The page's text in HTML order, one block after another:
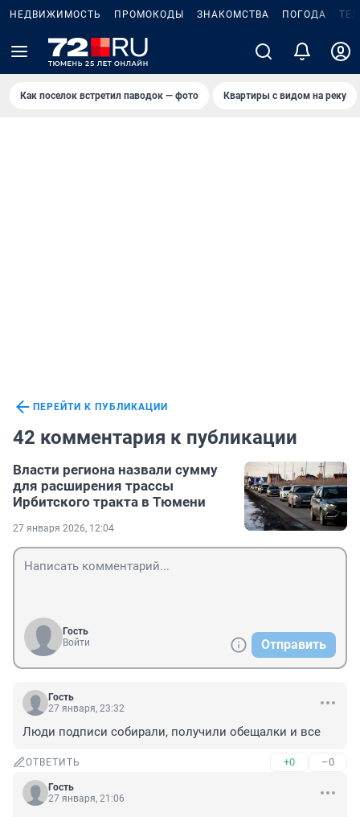
НЕДВИЖИМОСТЬ ПРОМОКОДЫ ЗНАКОМСТВА ПОГОДА
Как поселок встретил паводок — фото Квартиры с видом на реку
ПЕРЕЙТИ К ПУБЛИКАЦИИ
42 комментария к публикации
Власти региона назвали сумму
для расширения трассы
Ирбитского тракта в Тюмени
27 января 2026, 12:04
Гость
Войти
Отправить
Гость
27 января, 23:32
Люди подписи собирали, получили обещалки и все
ОТВЕТИТЬ +0 –0
Гость
27 января, 21:06